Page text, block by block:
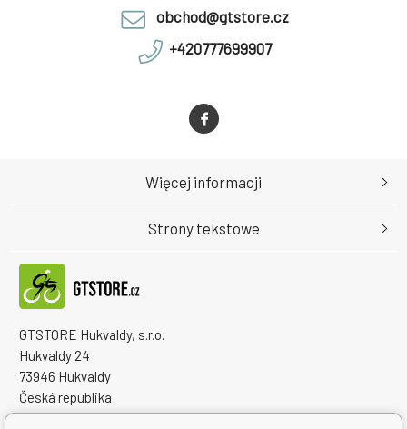
obchod@gtstore.cz
+420777699907
GTSTORE Hukvaldy, s.r.o.
Hukvaldy 24
73946 Hukvaldy
Česká republika
Numer identyfikacyjny firmy: 22259848
Więcej informacji
Strony tekstowe